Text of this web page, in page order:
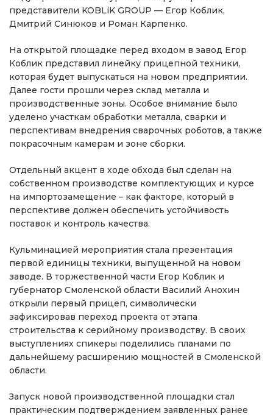
представители KOBLiK GROUP — Егор Коблик,
Дмитрий Синюков и Роман Карпенко.
На открытой площадке перед входом в завод Егор
Коблик представил линейку прицепной техники,
которая будет выпускаться на новом предприятии.
Далее гости прошли через склад металла и
производственные зоны. Особое внимание было
уделено участкам обработки металла, сварки и
перспективам внедрения сварочных роботов, а также
покрасочным камерам и зоне сборки.
Отдельный акцент в ходе обхода был сделан на
собственном производстве комплектующих и курсе
на импортозамещение – как факторе, который в
перспективе должен обеспечить устойчивость
поставок и контроль качества.
Кульминацией мероприятия стала презентация
первой единицы техники, выпущенной на новом
заводе. В торжественной части Егор Коблик и
губернатор Смоленской области Василий Анохин
открыли первый прицеп, символически
зафиксировав переход проекта от этапа
строительства к серийному производству. В своих
выступлениях спикеры поделились планами по
дальнейшему расширению мощностей в Смоленской
области.
Запуск новой производственной площадки стал
практическим подтверждением заявленных ранее